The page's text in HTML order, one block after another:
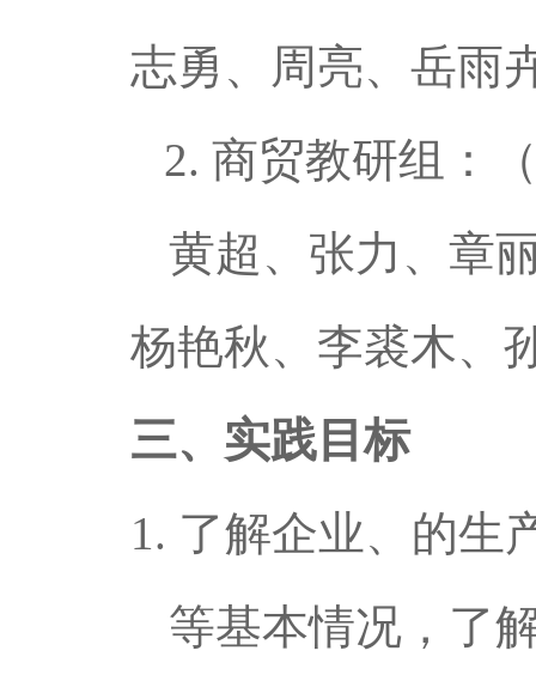
志勇、周亮、岳雨
2.商贸教研组：
黄超、张力、章
杨艳秋、李裘木、
三、实践目标
1. 了解企业、的生
等基本情况，了